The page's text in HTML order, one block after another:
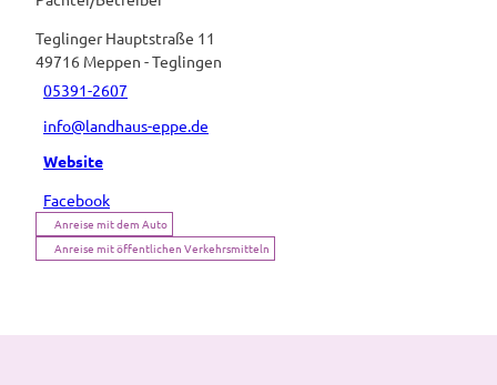
Teglinger Hauptstraße 11
49716 Meppen - Teglingen
05391-2607
info@landhaus-eppe.de
Website
Facebook
Anreise mit dem Auto
Anreise mit öffentlichen Verkehrsmitteln